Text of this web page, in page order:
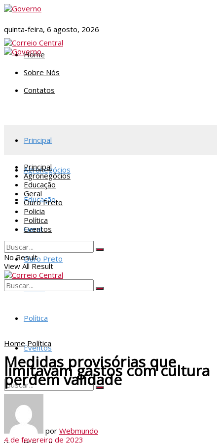
quinta-feira, 6 agosto, 2026
Home
Sobre Nós
Contatos
Principal
Agronegócios
Educação
Geral
Ouro Preto
Policia
Política
Eventos
No Result
Principal
Agronegócios
Educação
Geral
Ouro Preto
Policia
Política
Eventos
No Result
View All Result
Home Política
Medidas provisórias que
limitavam gastos com cultura
perdem validade
por Webmundo
4 de fevereiro de 2023